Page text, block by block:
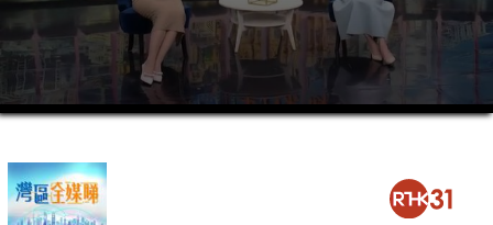
0
seconds
minutes,
7
seconds